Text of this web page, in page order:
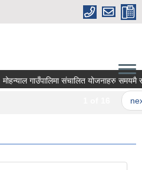
मोहन्याल गाउँपालिमा संचालित योजनाहरु समयमै
next